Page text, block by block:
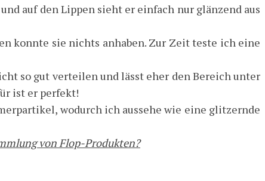
auf den Lippen sieht er einfach nur glänzend aus
konnte sie nichts anhaben. Zur Zeit teste ich eine
so gut verteilen und lässt eher den Bereich unter
ist er perfekt!
wodurch ich aussehe wie eine glitzernde
von Flop-Produkten?